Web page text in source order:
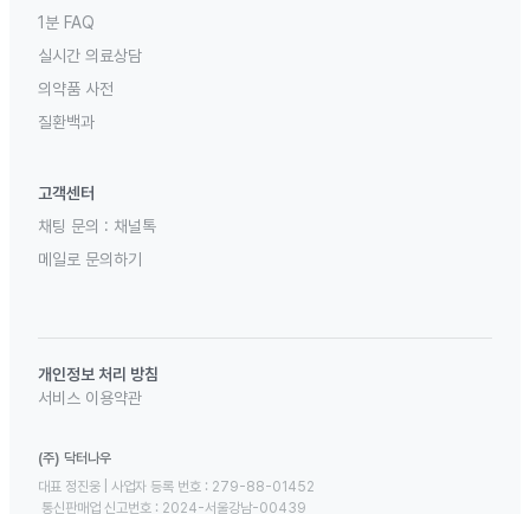
1분 FAQ
실시간 의료상담
의약품 사전
질환백과
고객센터
채팅 문의 : 채널톡
메일로 문의하기
개인정보 처리 방침
서비스 이용약관
(주) 닥터나우
대표 정진웅 | 사업자 등록 번호 : 279-88-01452
통신판매업 신고번호 : 2024-서울강남-00439